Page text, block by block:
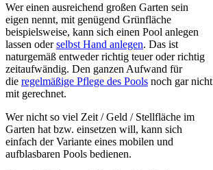
Wer einen ausreichend großen Garten sein
eigen nennt, mit genügend Grünfläche
beispielsweise, kann sich einen Pool anlegen
lassen oderselbst Hand anlegen. Das ist
naturgemäß entweder richtig teuer oder richtig
zeitaufwändig. Den ganzen Aufwand für
die regelmäßige Pflege des Pools noch gar nicht
mit gerechnet.
Wer nicht so viel Zeit / Geld / Stellfläche im
Garten hat bzw. einsetzen will, kann sich
einfach der Variante eines mobilen und
aufblasbaren Pools bedienen.